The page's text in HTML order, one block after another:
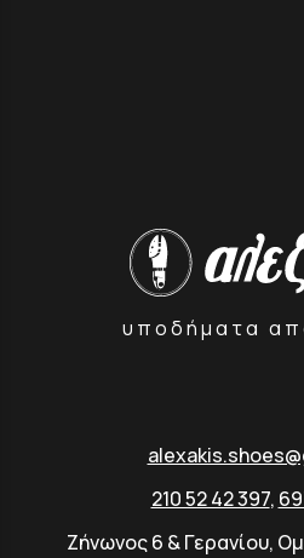
υποδήματα
210 52 42 397,
Ζήνωνος 6 & Γερανίου,